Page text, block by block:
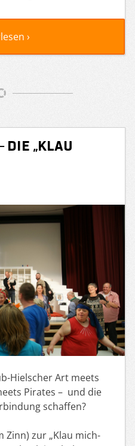
›
Die „Klau
Hielscher Art meets
Pirates – und die
schaffen?
Zinn) zur „Klau mich-